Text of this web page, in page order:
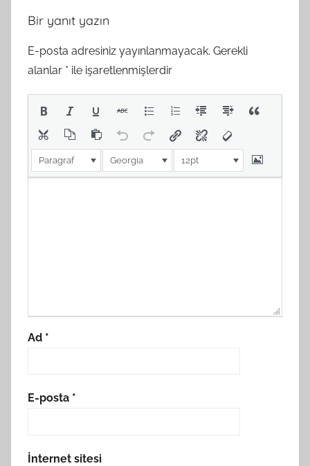
Bir yanıt yazın
E-posta adresiniz yayınlanmayacak. Gerekli
alanlar * ile işaretlenmişlerdir
Paragraf Georgia 12pt
Ad *
E-posta *
İnternet sitesi